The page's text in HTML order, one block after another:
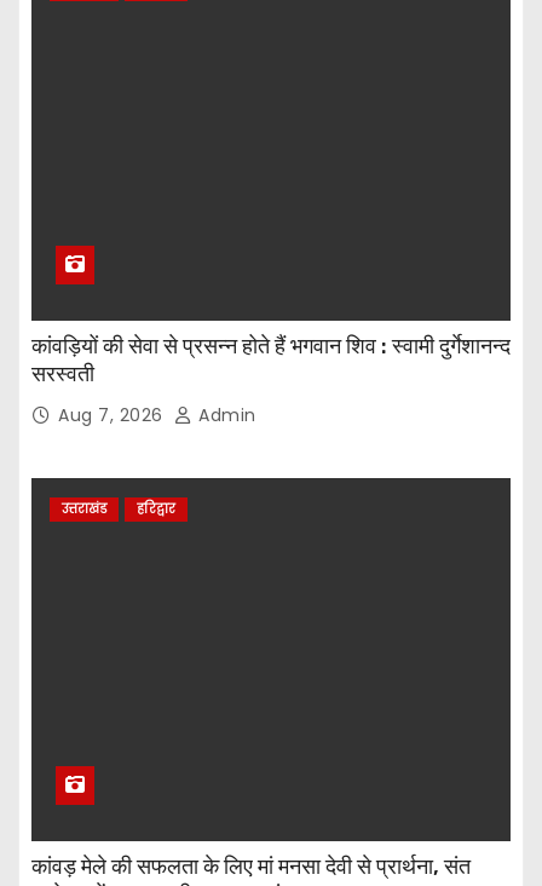
कांवड़ियों की सेवा से प्रसन्न होते हैं भगवान शिव : स्वामी दुर्गेशानन्द
सरस्वती
Aug 7, 2026 Admin
उत्तराखंड हरिद्वार
कांवड़ मेले की सफलता के लिए मां मनसा देवी से प्रार्थना, संत